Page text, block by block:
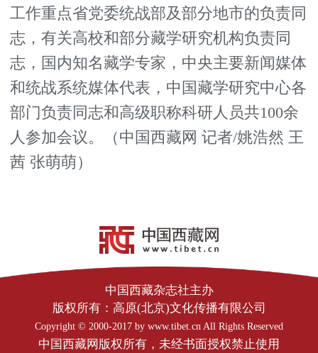
工作重点省党委统战部及部分地市的负责同
志，有关高校和部分藏学研究机构负责同
志，国内知名藏学专家，中央主要新闻媒体
和统战系统媒体代表，中国藏学研究中心各
部门负责同志和高级职称科研人员共100余
人参加会议。（中国西藏网 记者/姚浩然 王
茜 张萌萌）
中国西藏杂志社主办
版权所有：高原(北京)文化传播有限公司
Copyright © 2000-2017 by www.tibet.cn All Rights Reserved
中国西藏网版权所有，未经书面授权禁止使用